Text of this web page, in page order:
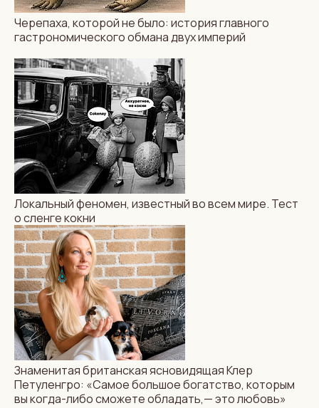
Черепаха, которой не было: история главного
гастрономического обмана двух империй
Локальный феномен, известный во всем мире. Тест
о сленге кокни
Знаменитая британская ясновидящая Клер
Петуленгро: «Самое большое богатство, которым
вы когда-либо сможете обладать,— это любовь»